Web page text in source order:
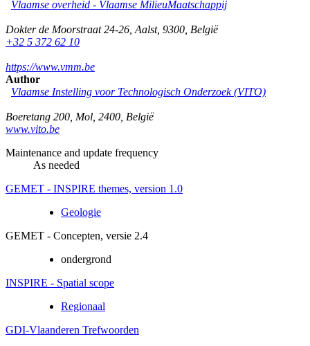
Vlaamse overheid - Vlaamse MilieuMaatschappij
Dokter de Moorstraat 24-26 Aalst, 9300 België
+32 5 372 62 10
https://www.vmm.be
Author
Vlaamse Instelling voor Technologisch Onderzoek (VITO)
Boeretang 200 Mol 2400 België
www.vito.be
Maintenance and update frequency
As needed
GEMET - INSPIRE themes, version 1.0
Geologie
GEMET - Concepten, versie 2.4
ondergrond
INSPIRE - Spatial scope
Regionaal
GDI-Vlaanderen Trefwoorden